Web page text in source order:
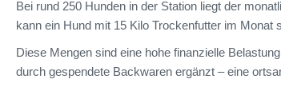
Bei rund 250 Hunden in der Station liegt der
kann ein Hund mit 15 Kilo Trockenfutter im Monat
Diese Mengen sind eine hohe finanzielle
durch gespendete Backwaren ergänzt – eine